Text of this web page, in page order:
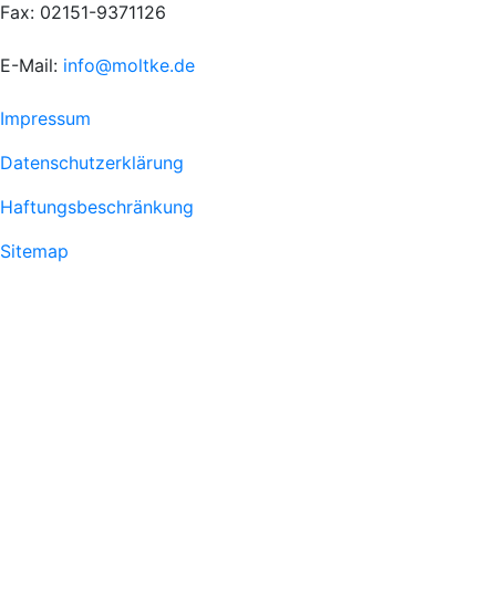
Fax: 02151-9371126
E-Mail: info@moltke.de
Menu
Fußzeile
1
Impressum
Datenschutzerklärung
Haftungsbeschränkung
Sitemap